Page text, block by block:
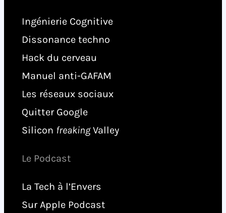
Ingénierie Cognitive
Dissonance techno
Hack du cerveau
Manuel anti-GAFAM
Les réseaux sociaux
Quitter Google
Silicon freakingValley
Le Podcast
La Tech à l’Envers
Sur Apple Podcast